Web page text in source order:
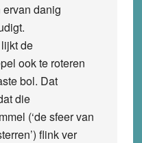
ervan danig
de
ook te roteren
bol. Dat
die
(‘de sfeer van
flink ver